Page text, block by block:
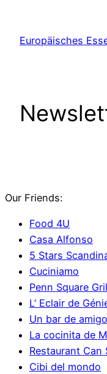
springen
Europäisches
Our Friends:
Food 4U
Casa Alfonso
5 Stars
Cuciniamo
Penn Square
L‘ Eclair de
Un bar de
La cocinita de
Restaurant Can
Cibi del mondo